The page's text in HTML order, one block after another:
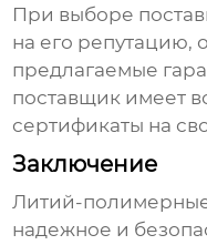
При выборе
на его репутацию,
предлагаемые
поставщик имеет
сертификаты на
Заключение
Литий-
надежное и